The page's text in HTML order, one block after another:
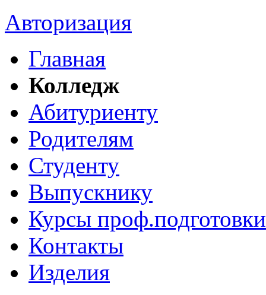
Авторизация
Главная
Колледж
Абитуриенту
Родителям
Студенту
Выпускнику
Курсы проф.подготовки
Контакты
Изделия